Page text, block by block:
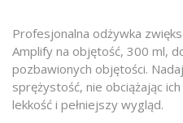
Profesjonalna odżywka
Amplify na objętość, 300 ml,
pozbawionych objętości.
sprężystość, nie obciążając
lekkość i pełniejszy wygląd.